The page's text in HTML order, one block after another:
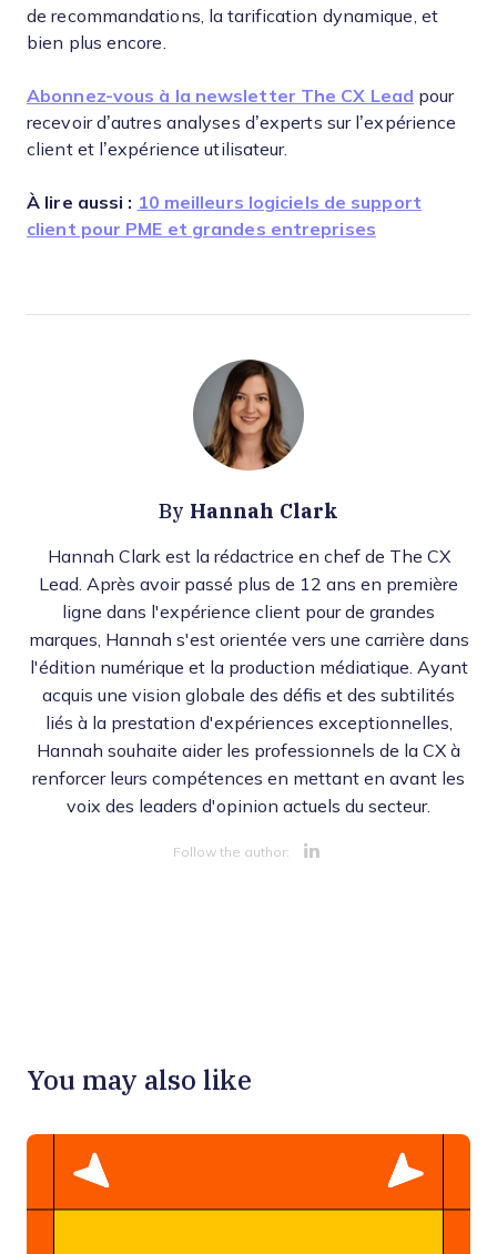
de recommandations, la tarification dynamique, et
bien plus encore.
Abonnez-vous à la newsletter The CX Lead pour
recevoir d’autres analyses d’experts sur l’expérience
client et l’expérience utilisateur.
À lire aussi : 10 meilleurs logiciels de support
client pour PME et grandes entreprises
By Hannah Clark
Hannah Clark est la rédactrice en chef de The CX
Lead. Après avoir passé plus de 12 ans en première
ligne dans l'expérience client pour de grandes
marques, Hannah s'est orientée vers une carrière dans
l'édition numérique et la production médiatique. Ayant
acquis une vision globale des défis et des subtilités
liés à la prestation d'expériences exceptionnelles,
Hannah souhaite aider les professionnels de la CX à
renforcer leurs compétences en mettant en avant les
voix des leaders d'opinion actuels du secteur.
Follow the author:
You may also like